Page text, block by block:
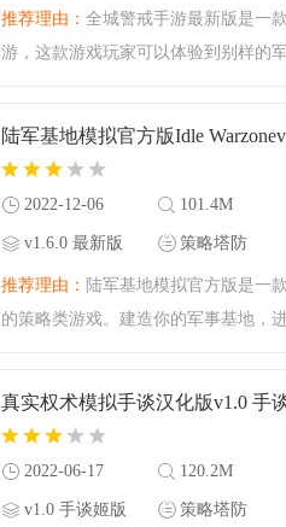
推荐理由： 全城警戒手游最新版是一
游，这款游戏玩家可以体验到别样的
无忧的畅玩，是您掌上军事策略游戏
2022-12-06 101.4M
v1.6.0 最新版 策略塔防
推荐理由： 陆军基地模拟官方版是一
的策略类游戏。建造你的军事基地，
编准备了全新的版本，全新的军事策
2022-06-17 120.2M
v1.0 手谈姬版 策略塔防